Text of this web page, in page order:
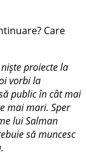
Care
proiecte la
vorbi la
public în cât mai
mai mari. Sper
lui Salman
să muncesc